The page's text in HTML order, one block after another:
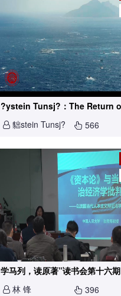
貀stein Tunsj?
566
学马列，读原著”读书会第十六期
林 锋
396